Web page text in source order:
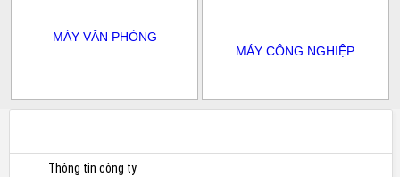
MÁY VĂN PHÒNG
MÁY CÔNG NGHIỆP
Thông tin công ty